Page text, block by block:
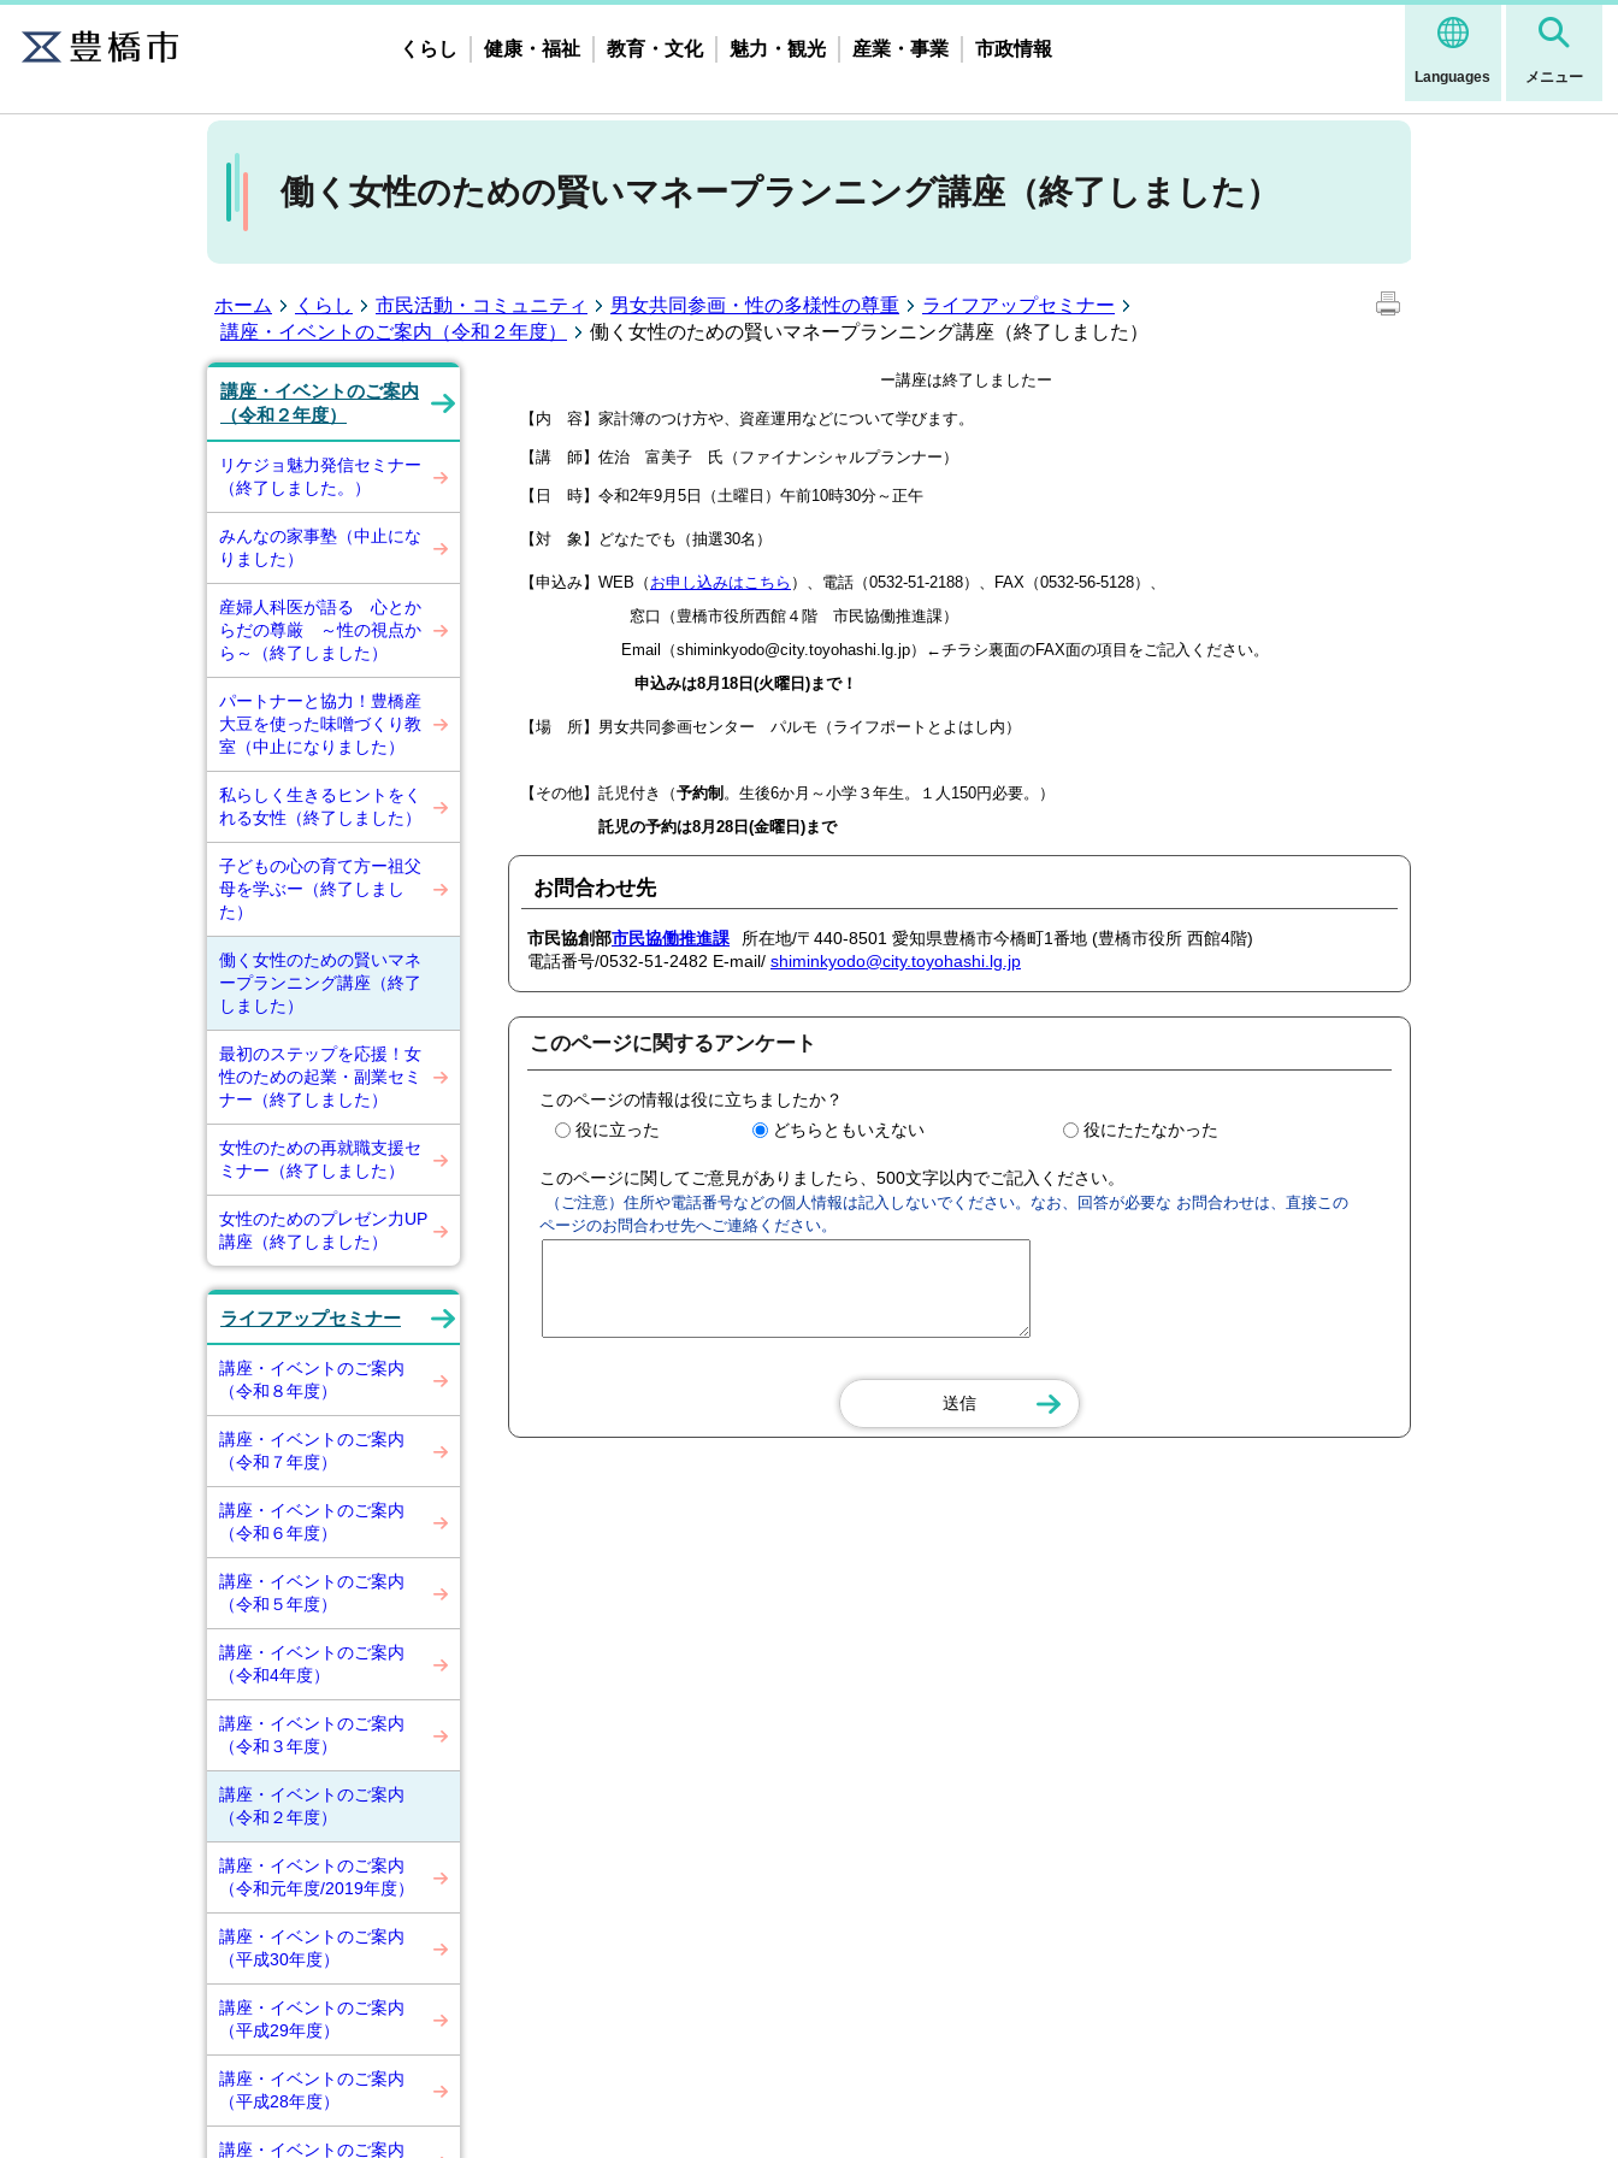
Languages メニュー
くらし 健康・福祉 教育・文化 魅力・観光 産業・事業 市政情報
働く女性のための賢いマネープランニング講座（終了しました）
ホーム くらし 市民活動・コミュニティ 男女共同参画・性の多様性の尊重
ライフアップセミナー
講座・イベントのご案内（令和２年度）
働く女性のための賢いマネープランニング講座（終了しました）
講座・イベントのご案内
（令和２年度）
リケジョ魅力発信セミナー
（終了しました。）
みんなの家事塾（中止にな
りました）
産婦人科医が語る 心とか
らだの尊厳 ～性の視点か
ら～（終了しました）
パートナーと協力！豊橋産
大豆を使った味噌づくり教
室（中止になりました）
私らしく生きるヒントをく
れる女性（終了しました）
子どもの心の育て方ー祖父
母を学ぶー（終了しまし
た）
働く女性のための賢いマネ
ープランニング講座（終了
しました）
最初のステップを応援！女
性のための起業・副業セミ
ナー（終了しました）
女性のための再就職支援セ
ミナー（終了しました）
女性のためのプレゼン力UP
講座（終了しました）
ライフアップセミナー
講座・イベントのご案内
（令和８年度）
講座・イベントのご案内
（令和７年度）
講座・イベントのご案内
（令和６年度）
講座・イベントのご案内
（令和５年度）
講座・イベントのご案内
（令和4年度）
講座・イベントのご案内
（令和３年度）
講座・イベントのご案内
（令和２年度）
講座・イベントのご案内
（令和元年度/2019年度）
講座・イベントのご案内
（平成30年度）
講座・イベントのご案内
（平成29年度）
講座・イベントのご案内
（平成28年度）
講座・イベントのご案内
ー講座は終了しましたー
【内 容】家計簿のつけ方や、資産運用などについて学びます。
【講 師】佐治 富美子 氏（ファイナンシャルプランナー）
【日 時】令和2年9月5日（土曜日）午前10時30分～正午
【対 象】どなたでも（抽選30名）
【申込み】WEB（ お申し込みはこちら ）、電話（0532-51-2188）、FAX（0532-56-5128）、
窓口（豊橋市役所西館４階 市民協働推進課）
Email（shiminkyodo@city.toyohashi.lg.jp）←チラシ裏面のFAX面の項目をご記入ください。
申込みは8月18日(火曜日)まで！
【場 所】男女共同参画センター パルモ（ライフポートとよはし内）
【その他】託児付き（予約制 。生後6か月～小学３年生。１人150円必要。
）
託児の予約は8月28日(金曜日)まで
お問合わせ先
市民協創部市民協働推進課
所在地/〒440-8501 愛知県豊橋市今橋町1番地 (豊橋市役所 西館4階)
電話番号/0532-51-2482 E-mail/ shiminkyodo@city.toyohashi.lg.jp
このページに関するアンケート
このページの情報は役に立ちましたか？
役に立った
どちらともいえない 役にたたなかった
このページに関してご意見がありましたら、500文字以内でご記入ください。
（ご注意）住所や電話番号などの個人情報は記入しないでください。なお、回答が必要な お問合わせは、直接この
ページのお問合わせ先へご連絡ください。